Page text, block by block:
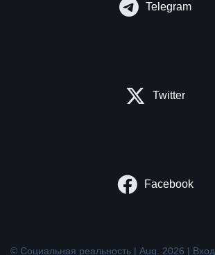
Telegram
Twitter
Facebook
© Социальная реальность | Aug. 2026 | Вход